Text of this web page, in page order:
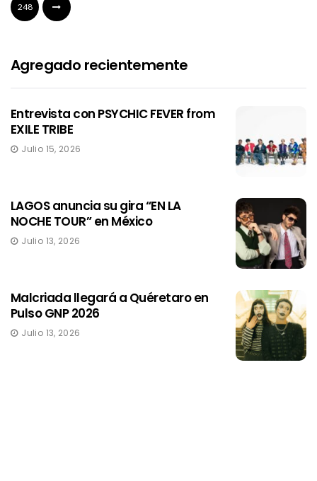
248
Agregado recientemente
Entrevista con PSYCHIC FEVER from
EXILE TRIBE
Julio 15, 2026
LAGOS anuncia su gira “EN LA
NOCHE TOUR” en México
Julio 13, 2026
Malcriada llegará a Quéretaro en
Pulso GNP 2026
Julio 13, 2026